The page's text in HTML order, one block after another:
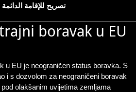
تصريح للإقامة
boravak u EU
u EU je neograničen status boravka. S
i s dozvolom za neograničeni boravak
olakšanim uvijetima zemljama